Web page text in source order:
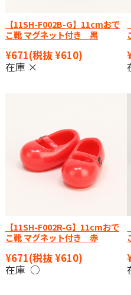
【11SH-F002B-G】11cmおで
こ靴 マグネット付き 黒
¥671(税抜 ¥610)
在庫 ×
【11SH-F002R-G】11cmおで
こ靴 マグネット付き 赤
¥671(税抜 ¥610)
在庫 ○